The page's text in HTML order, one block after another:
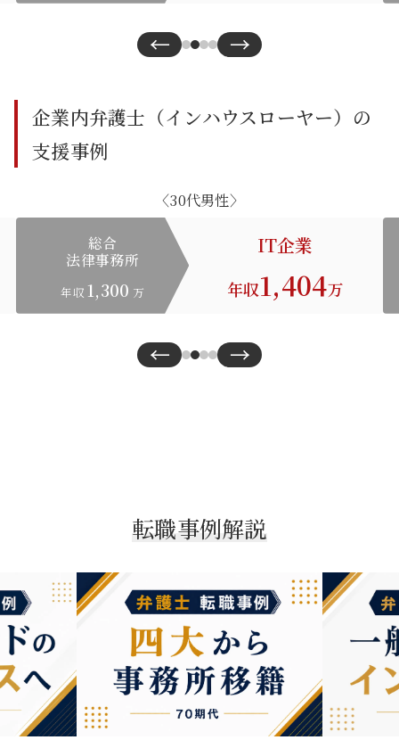
← →
企業内弁護士（インハウスローヤー）の
支援事例
〈30代男性〉
総合
法律事務所
年収 1,300 万
IT企業
年収1,404万
← →
転職事例解説